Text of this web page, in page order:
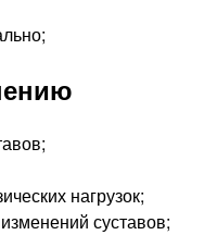
нагрузок;
суставов;